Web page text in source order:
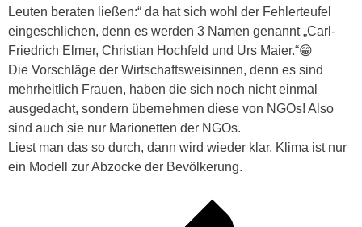
Leuten beraten ließen:“ da hat sich wohl der Fehlerteufel
eingeschlichen, denn es werden 3 Namen genannt „Carl-
Friedrich Elmer, Christian Hochfeld und Urs Maier.“😁
Die Vorschläge der Wirtschaftsweisinnen, denn es sind
mehrheitlich Frauen, haben die sich noch nicht einmal
ausgedacht, sondern übernehmen diese von NGOs! Also
sind auch sie nur Marionetten der NGOs.
Liest man das so durch, dann wird wieder klar, Klima ist nur
ein Modell zur Abzocke der Bevölkerung.